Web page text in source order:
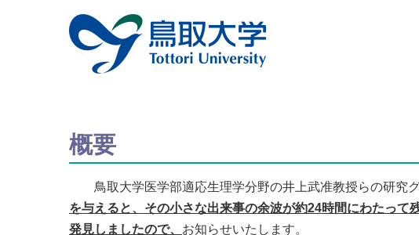
概要
鳥取大学医学部適応生理学分野の井上武准教授らの研究グ
を与えると、その小さな出来事の余波が約24時間にわたっ
発見しましたので、 お知らせいたします。